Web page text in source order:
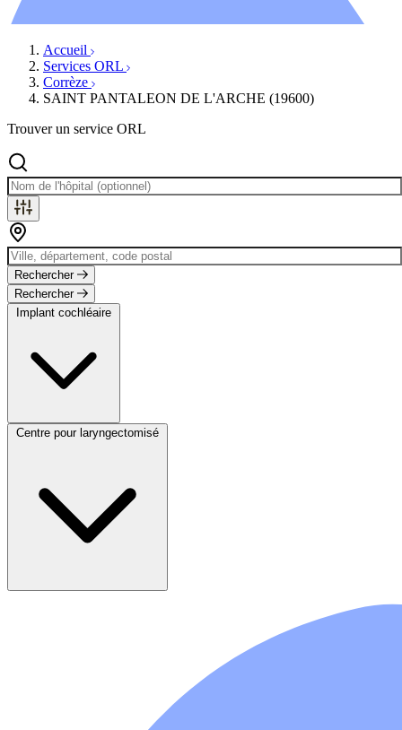
Accueil
Services ORL
Corrèze
SAINT PANTALEON DE L'ARCHE (19600)
Trouver un service ORL
Rechercher
Rechercher
Implant cochléaire
Centre pour laryngectomisé